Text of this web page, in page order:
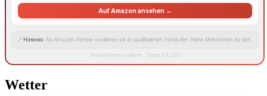
Auf Amazon ansehen →
🔗 Hinweis: Als Amazon-Partner verdienen wir an qualifizierten Verkäufen. Keine Mehrkosten für dich.
Preise können variieren · Stand: 8.8.2026
Wetter